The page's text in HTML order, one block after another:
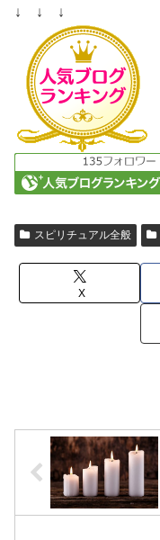
↓ ↓ ↓
スピリチュアル全般
X